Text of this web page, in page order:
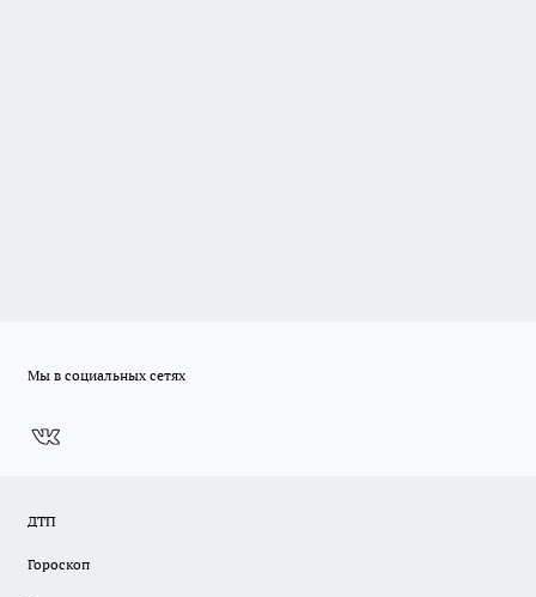
Мы в социальных сетях
ДТП
Гороскоп